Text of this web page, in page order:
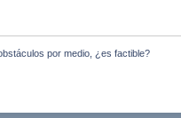
por medio, ¿es factible?